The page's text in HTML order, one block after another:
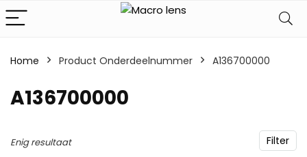
Home Product Onderdeelnummer ‎A136700000
‎A136700000
Filter
Enig resultaat